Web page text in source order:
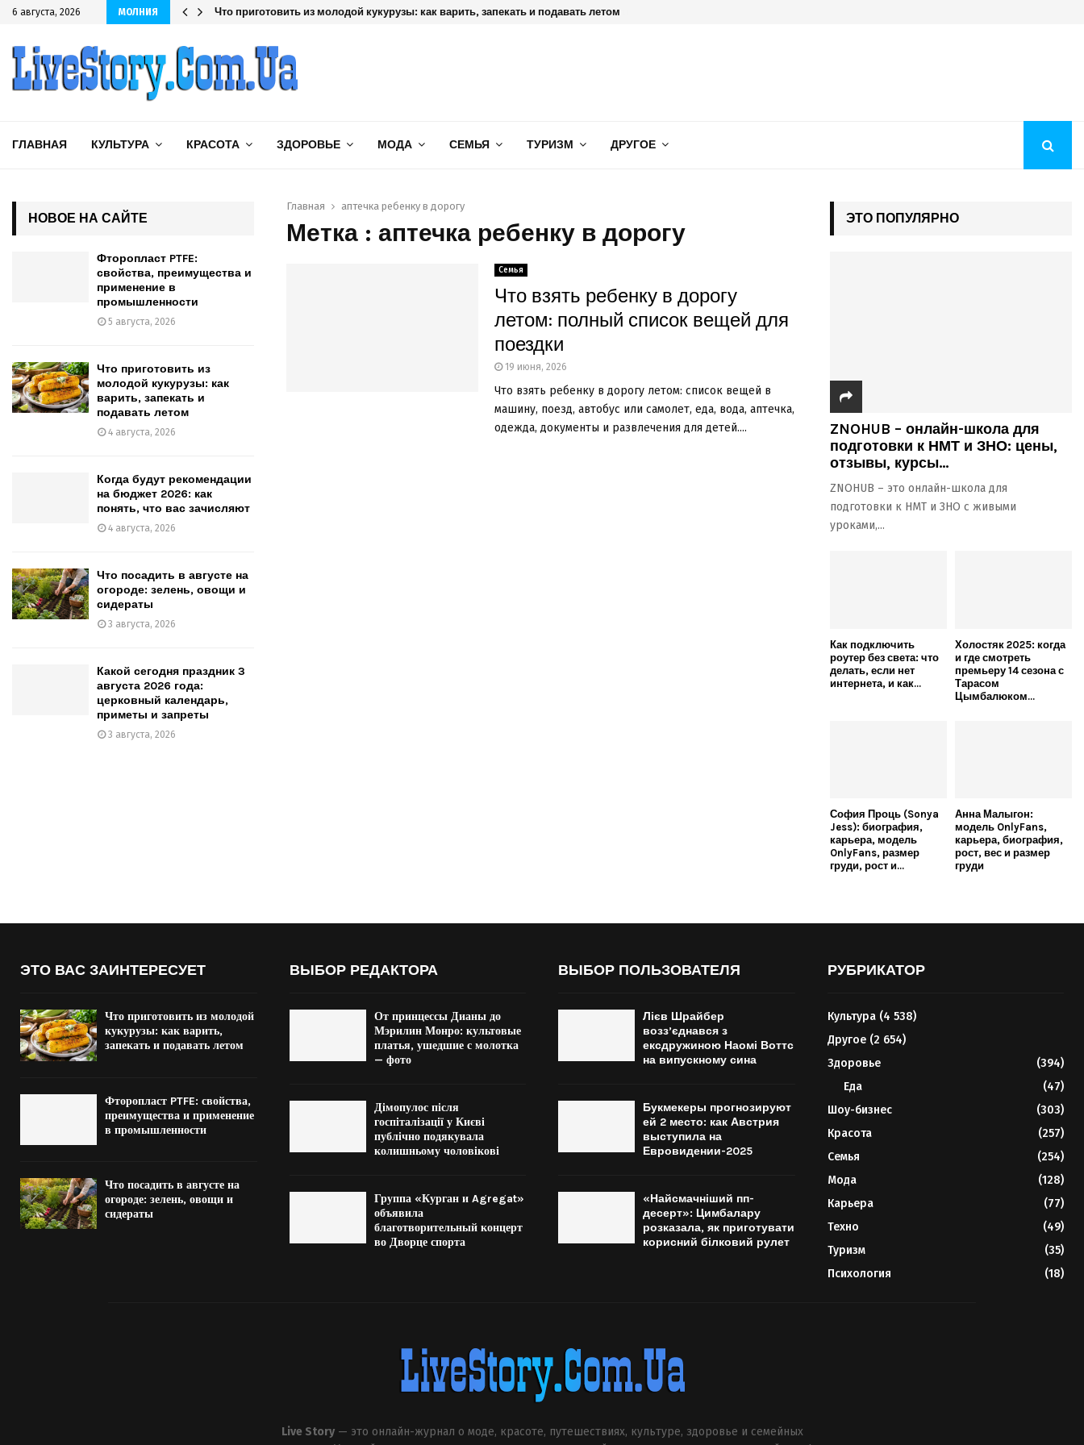
6 августа, 2026 МОЛНИЯ Что приготовить из молодой кукурузы: как варить, запекать и подавать летом
ГЛАВНАЯ КУЛЬТУРА КРАСОТА ЗДОРОВЬЕ МОДА СЕМЬЯ ТУРИЗМ ДРУГОЕ
Главная аптечка ребенку в дорогу
Метка : аптечка ребенку в дорогу
Семья
Что взять ребенку в дорогу
летом: полный список вещей для
поездки
19 июня, 2026
Что взять ребенку в дорогу летом: список вещей в
машину, поезд, автобус или самолет, еда, вода, аптечка,
одежда, документы и развлечения для детей....
НОВОЕ НА САЙТЕ
Фторопласт PTFE:
свойства, преимущества и
применение в
промышленности
5 августа, 2026
Что приготовить из
молодой кукурузы: как
варить, запекать и
подавать летом
4 августа, 2026
Когда будут рекомендации
на бюджет 2026: как
понять, что вас зачисляют
4 августа, 2026
Что посадить в августе на
огороде: зелень, овощи и
сидераты
3 августа, 2026
Какой сегодня праздник 3
августа 2026 года:
церковный календарь,
приметы и запреты
3 августа, 2026
ЭТО ПОПУЛЯРНО
ZNOHUB – онлайн-школа для
подготовки к НМТ и ЗНО: цены,
отзывы, курсы...
ZNOHUB – это онлайн-школа для
подготовки к НМТ и ЗНО с живыми
уроками,...
Как подключить
роутер без света: что
делать, если нет
интернета, и как...
Холостяк 2025: когда
и где смотреть
премьеру 14 сезона с
Тарасом
Цымбалюком...
София Проць (Sonya
Jess): биография,
карьера, модель
OnlyFans, размер
груди, рост и...
Анна Малыгон:
модель OnlyFans,
карьера, биография,
рост, вес и размер
груди
ЭТО ВАС ЗАИНТЕРЕСУЕТ
Что приготовить из молодой
кукурузы: как варить,
запекать и подавать летом
Фторопласт PTFE: свойства,
преимущества и применение
в промышленности
Что посадить в августе на
огороде: зелень, овощи и
сидераты
ВЫБОР РЕДАКТОРА
От принцессы Дианы до
Мэрилин Монро: культовые
платья, ушедшие с молотка
— фото
Дімопулос після
госпіталізації у Києві
публічно подякувала
колишньому чоловікові
Группа «Курган и Agregat»
объявила
благотворительный концерт
во Дворце спорта
ВЫБОР ПОЛЬЗОВАТЕЛЯ
Лієв Шрайбер
возз’єднався з
ексдружиною Наомі Воттс
на випускному сина
Букмекеры прогнозируют
ей 2 место: как Австрия
выступила на
Евровидении-2025
«Найсмачніший пп-
десерт»: Цимбалару
розказала, як приготувати
корисний білковий рулет
РУБРИКАТОР
Культура(4 538)
Другое(2 654)
Здоровье
(394)
Еда
(47)
Шоу-бизнес
(303)
Красота
(257)
Семья
(254)
Мода
(128)
Карьера
(77)
Техно
(49)
Туризм
(35)
Психология
(18)
Live Story— это онлайн-журнал о моде, красоте, путешествиях, культуре, здоровье и семейных